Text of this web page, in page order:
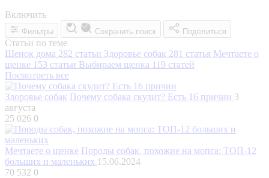
Включить
Фильтры Сохранить поиск Поделиться
Статьи по теме
Щенок дома 282 статьи Здоровье собак 281 статья Мечтаете о
щенке 153 статьи Выбираем щенка 119 статей
Посмотреть все
Здоровье собак Почему собака скулит? Есть 16 причин 3
августа
25 026 0
Мечтаете о щенке Породы собак, похожие на мопса: ТОП-12
больших и маленьких 15.06.2024
70 532 0